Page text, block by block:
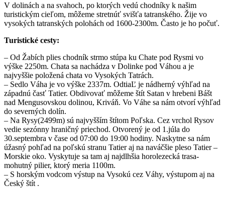
V dolinách a na svahoch, po ktorých vedú chodníky k našim
turistickým cieľom, môžeme stretnúť svišťa tatranského. Žije vo
vysokých tatranských polohách od 1600-2300m. Často je ho počuť.
Turistické cesty:
– Od Žabích plies chodník strmo stúpa ku Chate pod Rysmi vo
výške 2250m. Chata sa nachádza v Dolinke pod Váhou a je
najvyššie položená chata vo Vysokých Tatrách.
– Sedlo Váha je vo výške 2337m. OdtiaĽ je nádherný výhľad na
západnú časť Tatier. Obdivovať môžeme štít Satan v hrebeni Bášt
nad Mengusovskou dolinou, Kriváň. Vo Váhe sa nám otvorí výhľad
do severných dolín.
– Na Rysy(2499m) sú najvyšším štítom Poľska. Cez vrchol Rysov
vedie sezónny hraničný priechod. Otvorený je od 1.júla do
30.septembra v čase od 07:00 do 19:00 hodiny. Naskytne sa nám
úžasný pohľad na poľskú stranu Tatier aj na naváčšie pleso Tatier –
Morskie oko. Vyskytuje sa tam aj najdlhšia horolezecká trasa-
mohutný pilier, ktorý meria 1100m.
– S horským vodcom výstup na Vysokú cez Váhy, výstupom aj na
Český štít .